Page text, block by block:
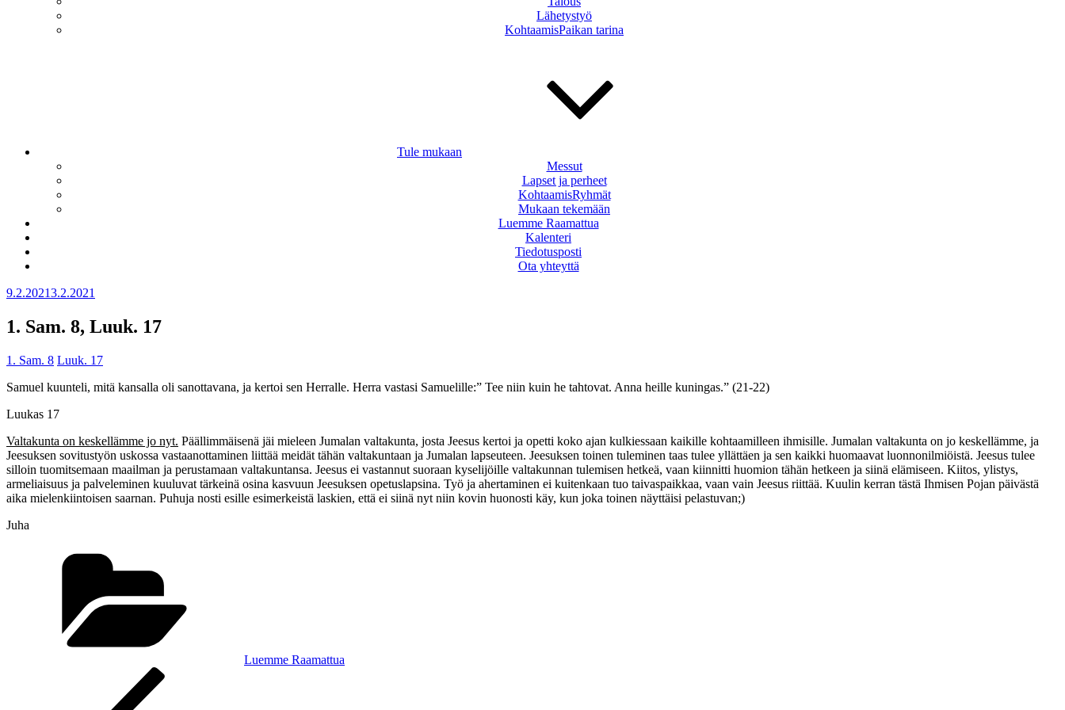
Lähetystyö
KohtaamisPaikan tarina
Tule mukaan
Messut
Lapset ja perheet
KohtaamisRyhmät
Mukaan tekemään
Luemme Raamattua
Kalenteri
Tiedotusposti
Ota yhteyttä
Julkaistu
9.2.20213.2.2021
1. Sam. 8, Luuk. 17
1. Sam. 8 Luuk. 17
Samuel kuunteli, mitä kansalla oli sanottavana, ja kertoi sen Herralle. Herra vastasi Samuelille:” Tee niin kuin he tahtovat. Anna heille kuningas.” (21-22)
Luukas 17
Valtakunta on keskellämme jo nyt. Päällimmäisenä jäi mieleen Jumalan valtakunta, josta Jeesus kertoi ja opetti koko ajan kulkiessaan kaikille kohtaamilleen ihmisille. Jumalan valtakunta on jo keskellämme, ja
Jeesuksen sovitustyön uskossa vastaanottaminen liittää meidät tähän valtakuntaan ja Jumalan lapseuteen. Jeesuksen toinen tuleminen taas tulee yllättäen ja sen kaikki huomaavat luonnonilmiöistä. Jeesus tulee
silloin tuomitsemaan maailman ja perustamaan valtakuntansa. Jeesus ei vastannut suoraan kyselijöille valtakunnan tulemisen hetkeä, vaan kiinnitti huomion tähän hetkeen ja siinä elämiseen. Kiitos, ylistys,
armeliaisuus ja palveleminen kuuluvat tärkeinä osina kasvuun Jeesuksen opetuslapsina. Työ ja ahertaminen ei kuitenkaan tuo taivaspaikkaa, vaan vain Jeesus riittää. Kuulin kerran tästä Ihmisen Pojan päivästä
aika mielenkiintoisen saarnan. Puhuja nosti esille esimerkeistä laskien, että ei siinä nyt niin kovin huonosti käy, kun joka toinen näyttäisi pelastuvan;)
Juha
Luemme Raamattua